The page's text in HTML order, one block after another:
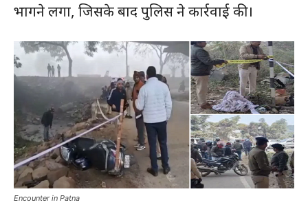
भागने लगा, जिसके बाद पुलिस ने कार्रवाई की।
Encounter in Patna